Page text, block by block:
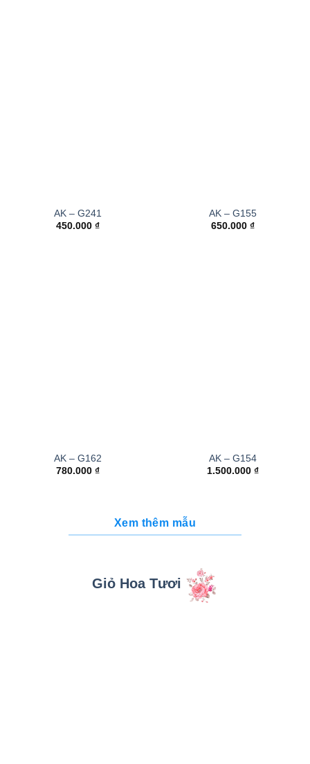
AK – G241
450.000 ₫
AK – G155
650.000 ₫
AK – G162
780.000 ₫
AK – G154
1.500.000 ₫
Xem thêm mẫu
Giỏ Hoa Tươi